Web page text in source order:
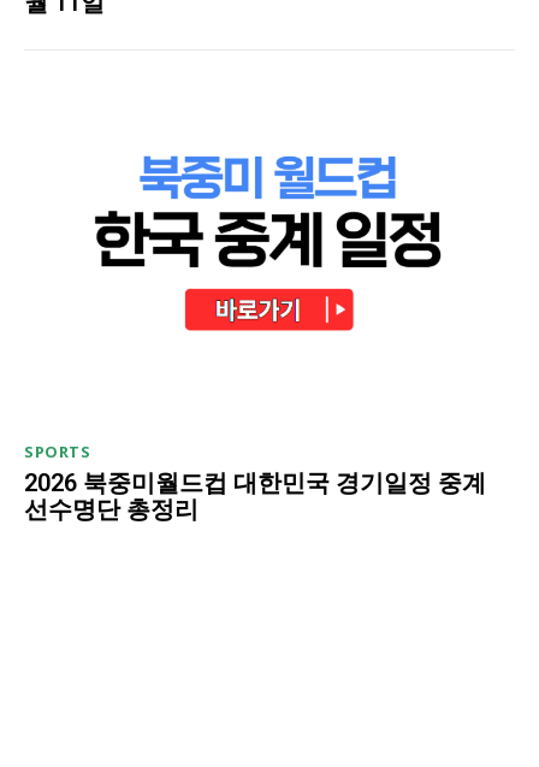
SPORTS
2026 북중미월드컵 대한민국 경기일정 중계
선수명단 총정리